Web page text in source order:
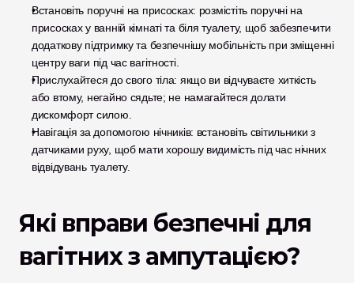
Встановіть поручні на присосках: розмістіть поручні на
присосках у ванній кімнаті та біля туалету, щоб забезпечити
додаткову підтримку та безпечнішу мобільність при зміщенні
центру ваги під час вагітності.
Прислухайтеся до свого тіла: якщо ви відчуваєте хиткість
або втому, негайно сядьте; не намагайтеся долати
дискомфорт силою.
Навігація за допомогою нічників: встановіть світильники з
датчиками руху, щоб мати хорошу видимість під час нічних
відвідувань туалету.
Які вправи безпечні для
вагітних з ампутацією?